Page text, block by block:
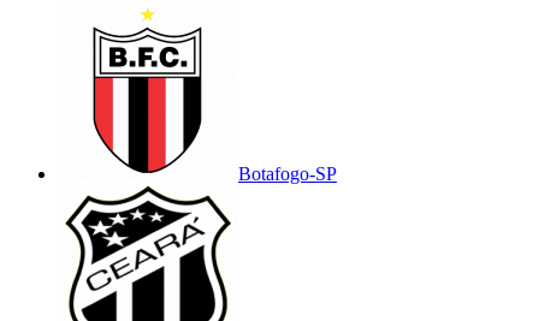
Botafogo-SP